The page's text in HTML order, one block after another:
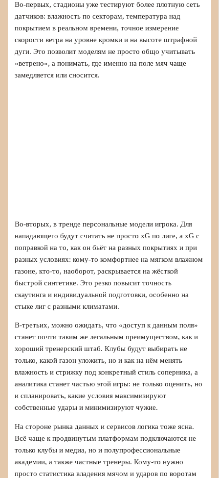
Во‑первых, стадионы уже тестируют более плотную сеть
датчиков: влажность по секторам, температура над
покрытием в реальном времени, точное измерение
скорости ветра на уровне кромки и на высоте штрафной
дуги. Это позволит моделям не просто общо учитывать
«ветрено», а понимать, где именно на поле мяч чаще
замедляется или сносится.
Во‑вторых, в тренде персональные модели игрока. Для
нападающего будут считать не просто xG по лиге, а xG с
поправкой на то, как он бьёт на разных покрытиях и при
разных условиях: кому‑то комфортнее на мягком влажном
газоне, кто‑то, наоборот, раскрывается на жёсткой
быстрой синтетике. Это резко повысит точность
скаутинга и индивидуальной подготовки, особенно на
стыке лиг с разными климатами.
В‑третьих, можно ожидать, что «доступ к данным поля»
станет почти таким же легальным преимуществом, как и
хороший тренерский штаб. Клубы будут выбирать не
только, какой газон уложить, но и как на нём менять
влажность и стрижку под конкретный стиль соперника, а
аналитика станет частью этой игры: не только оценить, но
и спланировать, какие условия максимизируют
собственные удары и минимизируют чужие.
На стороне рынка данных и сервисов логика тоже ясна.
Всё чаще к продвинутым платформам подключаются не
только клубы и медиа, но и полупрофессиональные
академии, а также частные тренеры. Кому‑то нужно
просто статистика владения мячом и ударов по воротам